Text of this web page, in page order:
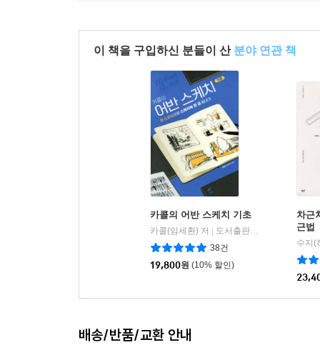
이 책을 구입하신 분들이 산 분야 연관 책
카콜의 어반 스케치 기초
카콜(임세환) 저
도서출판이종
38건
19,800원 (10% 할인)
차근
근법
수지(
배송/반품/교환 안내